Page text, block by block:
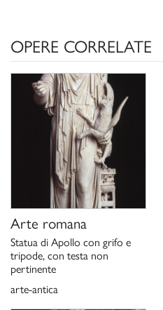
Classical Studies.
Scheda di catalogo 12/
aggiornamento G. Ciccarello
OPERE CORRELATE
Arte romana
Statua di Apollo con grifo e
tripode, con testa non
pertinente
arte-antica